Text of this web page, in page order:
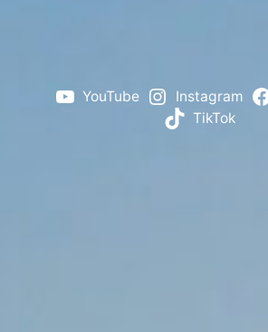
YouTube Instagram
TikTok